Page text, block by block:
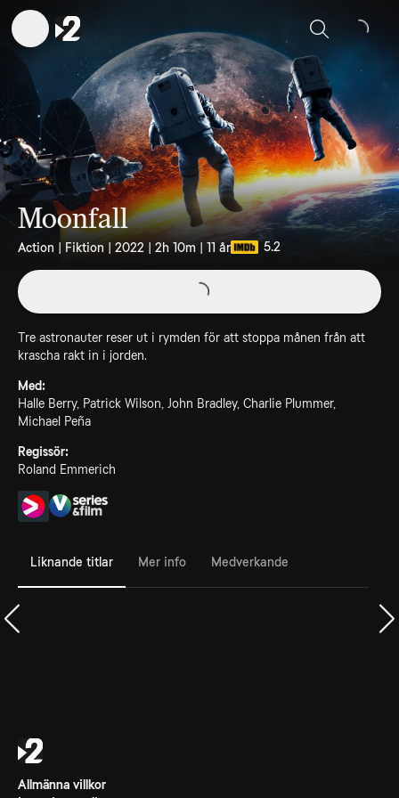
Sök
Moonfall
Action | Fiktion | 2022 | 2h 10m | 11 år 5.2
Tre astronauter reser ut i rymden för att stoppa månen från att
krascha rakt in i jorden.
Med:
Halle Berry, Patrick Wilson, John Bradley, Charlie Plummer,
Michael Peña
Regissör:
Roland Emmerich
Liknande titlar Mer info Medverkande
Allmänna villkor